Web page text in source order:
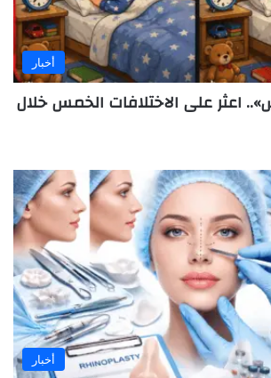
أخبار
اعثر على الاختلافات الخمس خلال
أخبار